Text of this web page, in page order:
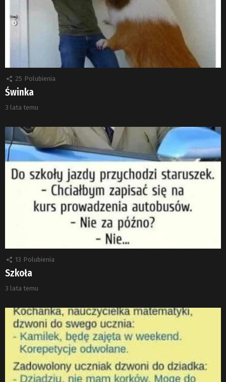
25 Polubienia
Świnka
3 lata temu
13 Polubienia
Szkoła
3 lata temu